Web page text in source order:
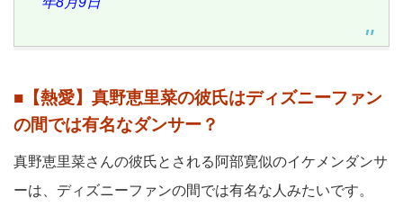
■【熱愛】真野恵里菜の彼氏はディズニーファン
の間では有名なダンサー？
真野恵里菜さんの彼氏とされる阿部寛似のイケメンダンサ
ーは、ディズニーファンの間では有名な人みたいです。